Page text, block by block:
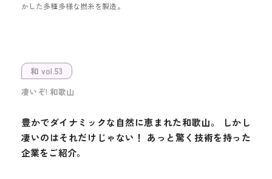
かした多種多様な撚糸を製造。
和 vol.53
凄いぞ! 和歌山
豊かでダイナミックな自然に恵まれた和歌山。
しかし
凄いのはそれだけじゃない！ あっと驚く技術を持った
企業をご紹介。